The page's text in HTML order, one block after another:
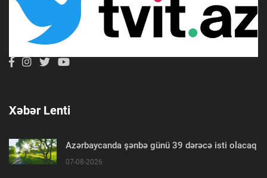
Xəbər Lenti
Azərbaycanda şənbə günü 39 dərəcə isti olacaq
07-08-2026